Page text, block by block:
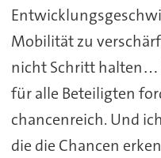
Mobilität zu
nicht Schritt halten…
für alle Beteiligten
chancenreich. Und
die die Chancen